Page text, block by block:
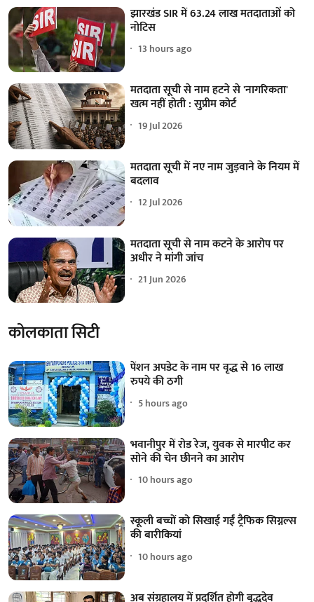
झारखंड SIR में 63.24 लाख मतदाताओं को
नोटिस
13 hours ago
मतदाता सूची से नाम हटने से 'नागरिकता'
खत्म नहीं होती : सुप्रीम कोर्ट
19 Jul 2026
मतदाता सूची में नए नाम जुड़वाने के नियम में
बदलाव
12 Jul 2026
मतदाता सूची से नाम कटने के आरोप पर
अधीर ने मांगी जांच
21 Jun 2026
कोलकाता सिटी
पेंशन अपडेट के नाम पर वृद्ध से 16 लाख
रुपये की ठगी
5 hours ago
भवानीपुर में रोड रेज, युवक से मारपीट कर
सोने की चेन छीनने का आरोप
10 hours ago
स्कूली बच्चों को सिखाई गईं ट्रैफिक सिग्नल्स
की बारीकियां
10 hours ago
अब संग्रहालय में प्रदर्शित होगी बुद्धदेव